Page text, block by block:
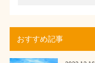
おすすめ記事